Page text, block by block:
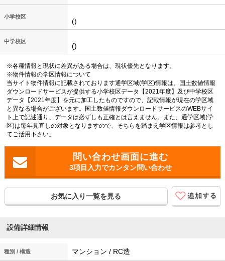
小学校区
()
中学校区
()
※各種情報と現状に差異がある場合は、現状優先となります。
※物件情報の学区情報について
当サイト物件情報に記載されております通学区域(学区)情報は、国土数値情報
ダウンロードサービスが提供する小学校区データ【2021年度】及び中学校区
データ【2021年度】を元に加工したものですので、記載情報が現在の学区域
と異なる場合がございます。国土数値情報ダウンロードサービスのWEBサイ
ト上で記述通り、データは必ずしも正確とは言えません。また、通学区域(学
区)は毎年見直しの対象となりますので、そちらを踏まえ学区情報は参考とし
てご活用下さい。
3項目入力でカンタン問い合わせ
お気に入り一覧を見る
設備詳細情報
種別 / 構造 マンション / RC造